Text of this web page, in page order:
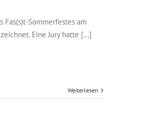
Fas(s)t-Sommerfestes am
Eine Jury hatte [...]
Weiterlesen